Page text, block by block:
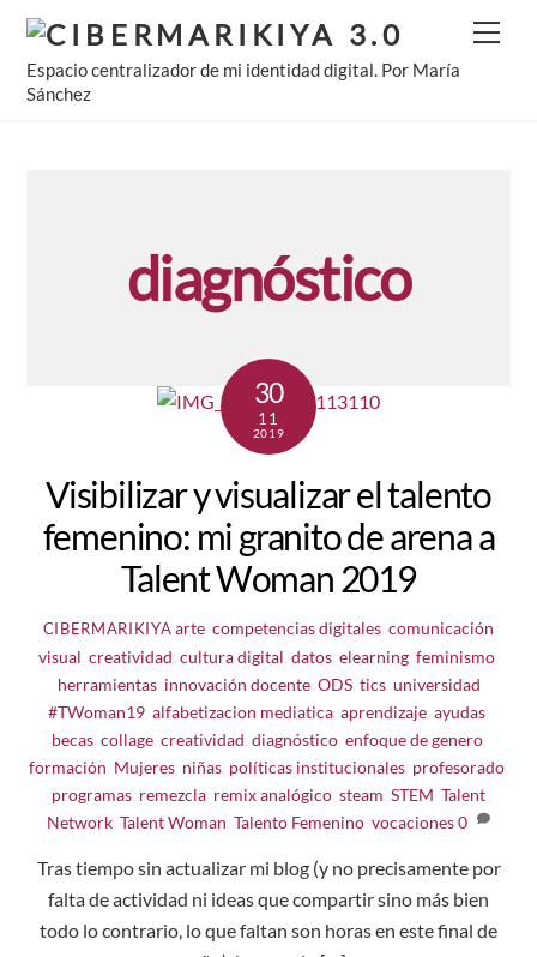
Skip
content
Espacio centralizador de mi identidad digital. Por María
Sánchez
diagnóstico
30
11
2019
Visibilizar y visualizar el talento
femenino: mi granito de arena a
Talent Woman 2019
CIBERMARIKIYA arte ,competencias digitales ,comunicación
visual creatividad cultura digital datos elearning feminismo
herramientas, innovación docente, ODS, tics, universidad
#TWoman19 alfabetizacion mediatica aprendizaje ayudas
becas, collage, creatividad diagnóstico, enfoque de genero,
formación Mujeres niñas políticas institucionales profesorado
programas remezcla remix analógico steam STEM Talent
Network, Talent Woman Talento Femenino, vocaciones0
Tras tiempo sin actualizar mi blog (y no precisamente por
falta de actividad ni ideas que compartir sino más bien
todo lo contrario, lo que faltan son horas en este final de